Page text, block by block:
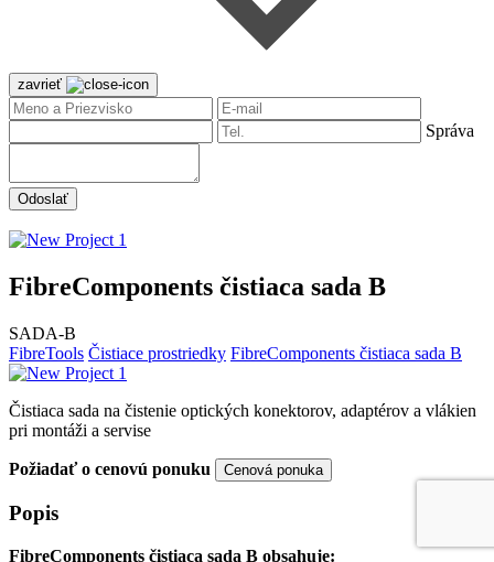
zavrieť
Správa
Odoslať
FibreComponents čistiaca sada B
SADA-B
FibreTools Čistiace prostriedky FibreComponents čistiaca sada B
Čistiaca sada na čistenie optických konektorov, adaptérov a vlákien
pri montáži a servise
Požiadať o cenovú ponuku Cenová ponuka
Popis
FibreComponents čistiaca sada B obsahuje: